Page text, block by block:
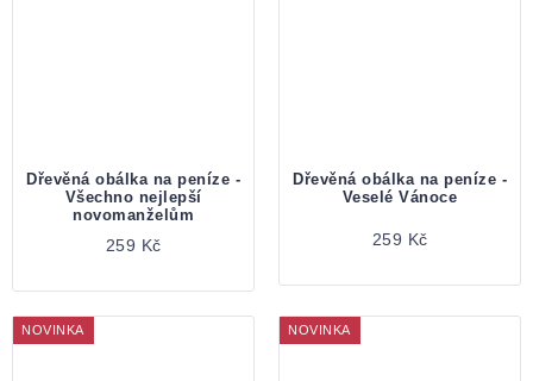
Dřevěná obálka na peníze -
Všechno nejlepší
novomanželům
259 Kč
Dřevěná obálka na peníze -
Veselé Vánoce
259 Kč
NOVINKA NOVINKA